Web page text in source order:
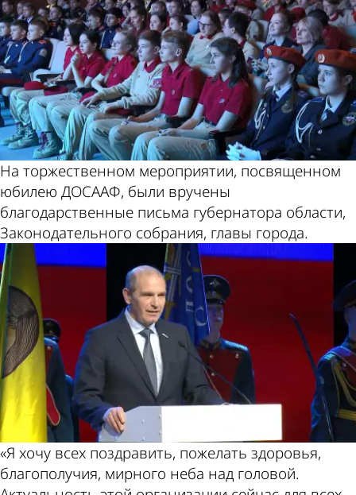
На торжественном мероприятии, посвященном
юбилею ДОСААФ, были вручены
благодарственные письма губернатора области,
Законодательного собрания, главы города.
«Я хочу всех поздравить, пожелать здоровья,
благополучия, мирного неба над головой.